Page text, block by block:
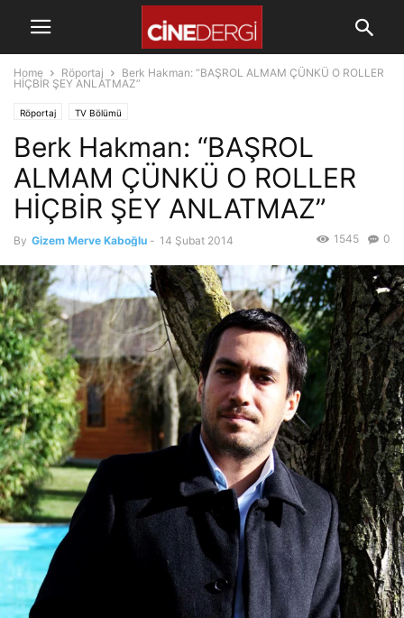
Home Röportaj
Berk Hakman: “BAŞROL ALMAM ÇÜNKÜ O ROLLER
HİÇBİR ŞEY ANLATMAZ”
Röportaj TV Bölümü
Berk Hakman: “BAŞROL
ALMAM ÇÜNKÜ O ROLLER
HİÇBİR ŞEY ANLATMAZ”
By Gizem Merve Kaboğlu - 14 Şubat 2014 0
1545